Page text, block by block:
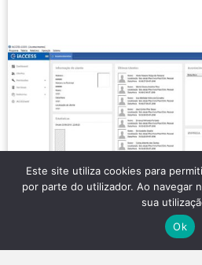
Este site utiliza cookies para
por parte do utilizador. Ao navegar
sua
Ok